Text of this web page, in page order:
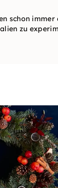
schon
zu